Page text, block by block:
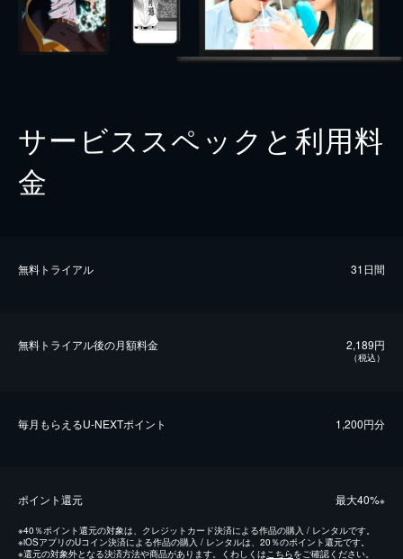
サービススペックと利用料
金
無料トライアル 31日間
無料トライアル後の⽉額料金 2,189円
（税込）
毎⽉もらえるU-NEXTポイント 1,200円分
ポイント還元 最⼤40%※
※40％ポイント還元の対象は、クレジットカード決済による作品の購入 / レンタルです。
※iOSアプリのUコイン決済による作品の購入 / レンタルは、20％のポイント還元です。
※還元の対象外となる決済方法や商品があります。くわしくはこちらをご確認ください。